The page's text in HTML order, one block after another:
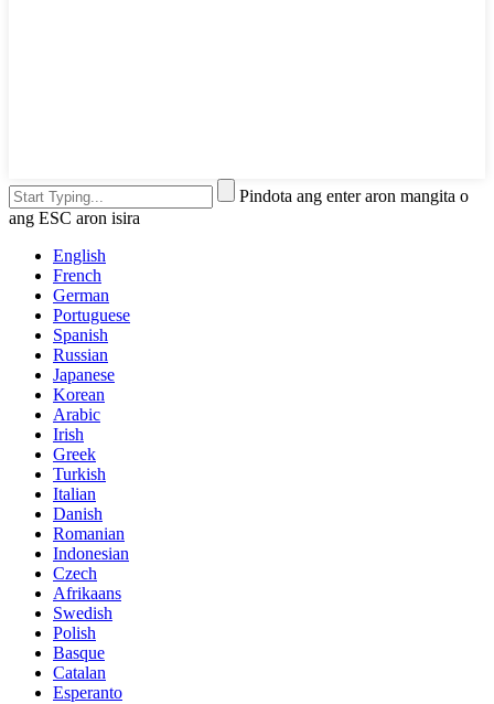
Pindota ang enter aron mangita o
ang ESC aron isira
English
French
German
Portuguese
Spanish
Russian
Japanese
Korean
Arabic
Irish
Greek
Turkish
Italian
Danish
Romanian
Indonesian
Czech
Afrikaans
Swedish
Polish
Basque
Catalan
Esperanto